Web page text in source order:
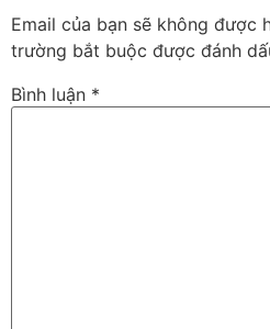
Email của bạn sẽ không được
trường bắt buộc được đánh
Bình luận *